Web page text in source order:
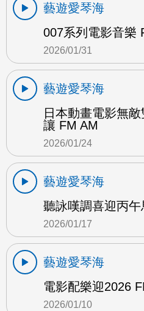
藝遊愛琴海
007系列電影音樂
2026/01/31
藝遊愛琴海
日本動畫電影無
讓 FM AM
2026/01/24
藝遊愛琴海
聽詠嘆調喜迎丙午
2026/01/17
藝遊愛琴海
電影配樂迎2026
2026/01/10